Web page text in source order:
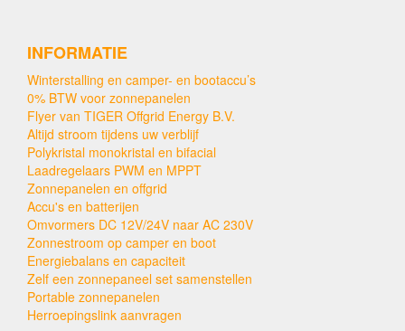
INFORMATIE
Winterstalling en camper- en bootaccu’s
0% BTW voor zonnepanelen
Flyer van TIGER Offgrid Energy B.V.
Altijd stroom tijdens uw verblijf
Polykristal monokristal en bifacial
Laadregelaars PWM en MPPT
Zonnepanelen en offgrid
Accu's en batterijen
Omvormers DC 12V/24V naar AC 230V
Zonnestroom op camper en boot
Energiebalans en capaciteit
Zelf een zonnepaneel set samenstellen
Portable zonnepanelen
Herroepingslink aanvragen